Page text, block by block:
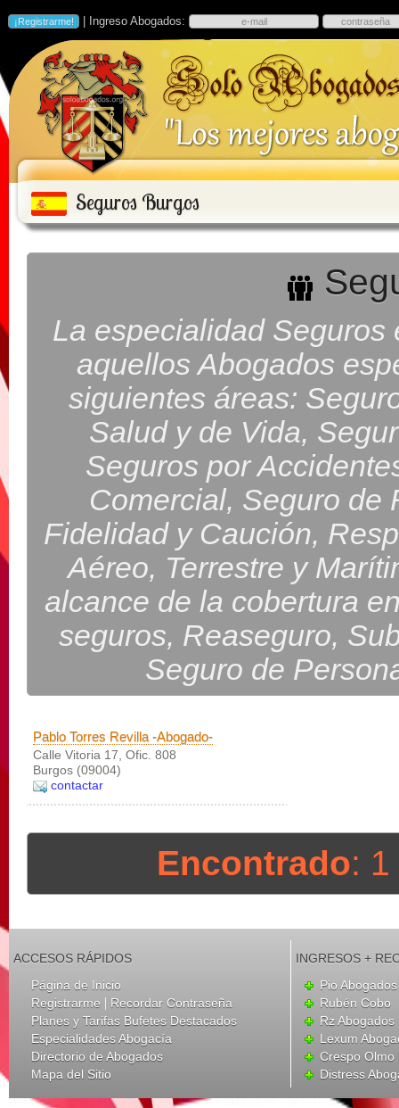
| Ingreso Abogados:
Seguros Burgos
La especialidad
aquellos Abogados
siguientes áreas:
Salud y de Vida,
Seguros por
Comercial, Seguro de
Fidelidad y Caución,
Aéreo, Terrestre y
alcance de la cobertura
seguros, Reaseguro,
Seguro de
Pablo Torres Revilla -Abogado-
Calle Vitoria 17, Ofic. 808
Burgos (09004)
contactar
Encontrado:
ACCESOS RÁPIDOS
Página de Inicio
Registrarme | Recordar Contraseña
Planes y Tarifas Bufetes Destacados
Especialidades Abogacía
Directorio de Abogados
Mapa del Sitio
INGRESOS +
Pio
Rubén Cobo
Rz Abogados
Lexum
Crespo Olmo
Distress